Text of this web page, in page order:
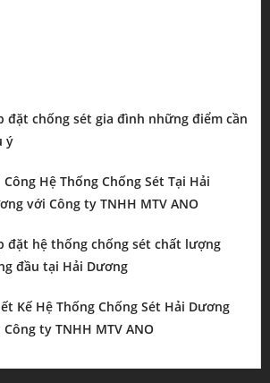
đặt chống sét gia đình những điểm cần
ý
Công Hệ Thống Chống Sét Tại Hải
với Công ty TNHH MTV ANO
đặt hệ thống chống sét chất lượng
đầu tại Hải Dương
Kế Hệ Thống Chống Sét Hải Dương
Công ty TNHH MTV ANO